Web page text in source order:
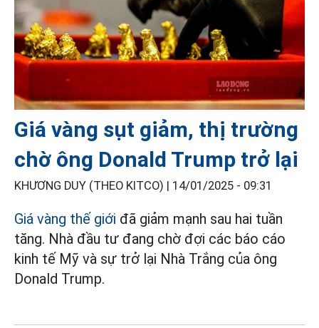
Giá vàng sụt giảm, thị trường
chờ ông Donald Trump trở lại
KHƯƠNG DUY (THEO KITCO) | 14/01/2025 - 09:31
Giá vàng thế giới đã giảm mạnh sau hai tuần
tăng. Nhà đầu tư đang chờ đợi các báo cáo
kinh tế Mỹ và sự trở lại Nhà Trắng của ông
Donald Trump.